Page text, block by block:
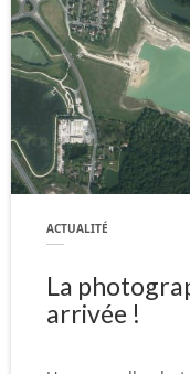
ACTUALITÉ
La
arrivée !